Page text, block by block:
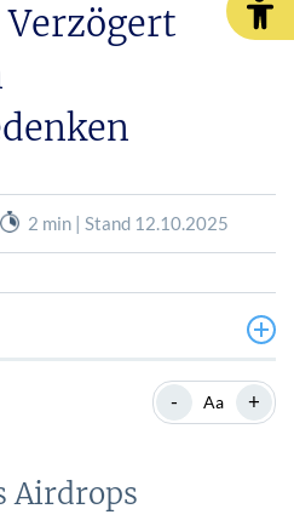
2 min | Stand 12.10.2025
- Aa +
Airdrops